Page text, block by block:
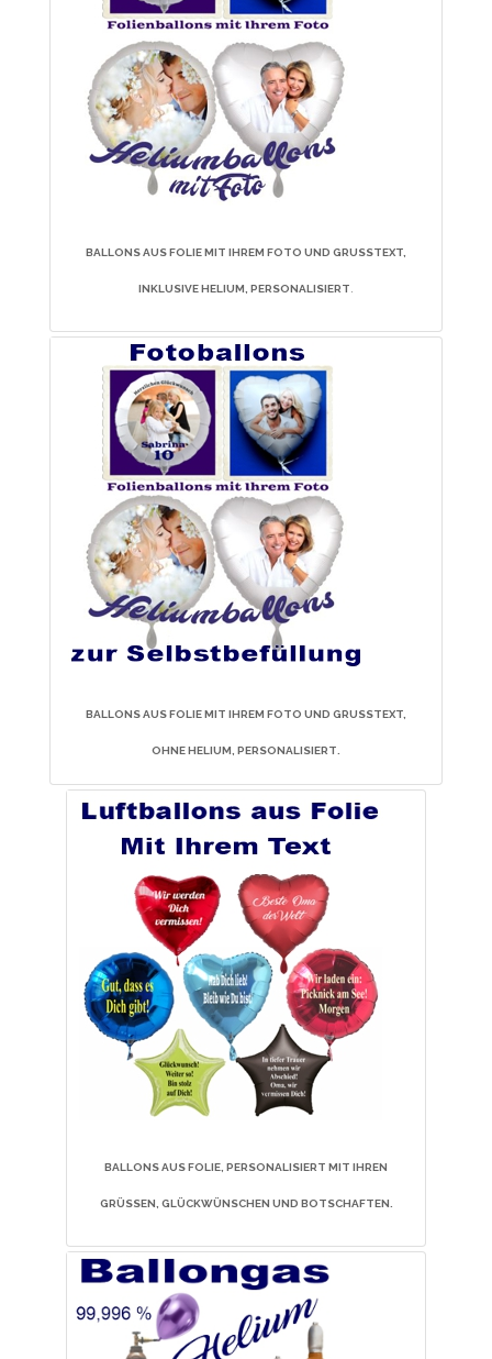
BALLONS AUS FOLIE MIT IHREM FOTO UND GRUSSTEXT, I
NKLUSIVE HELIUM, PERSONALISIERT .
BALLONS AUS FOLIE MIT IHREM FOTO UND GRUSSTEXT, O
HNE HELIUM, PERSONALISIERT .
BALLONS AUS FOLIE, PERSONALISIERT MIT IHREN
GRÜSSEN, GLÜCKWÜNSCHEN UND BOTSCHAFTEN.